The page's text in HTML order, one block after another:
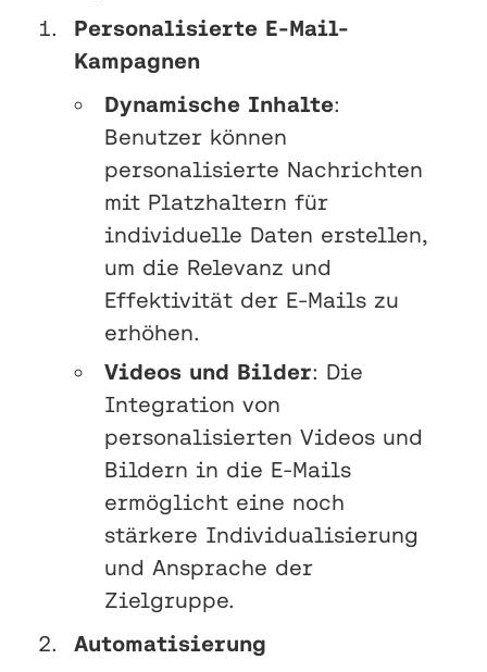
Personalisierte E-Mail-
Kampagnen
Dynamische Inhalte:
Benutzer können
personalisierte Nachrichten
mit Platzhaltern für
individuelle Daten erstellen,
um die Relevanz und
Effektivität der E-Mails zu
erhöhen.
Videos und Bilder: Die
Integration von
personalisierten Videos und
Bildern in die E-Mails
ermöglicht eine noch
stärkere Individualisierung
und Ansprache der
Zielgruppe.
Automatisierung